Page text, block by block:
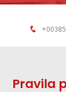
Pravila